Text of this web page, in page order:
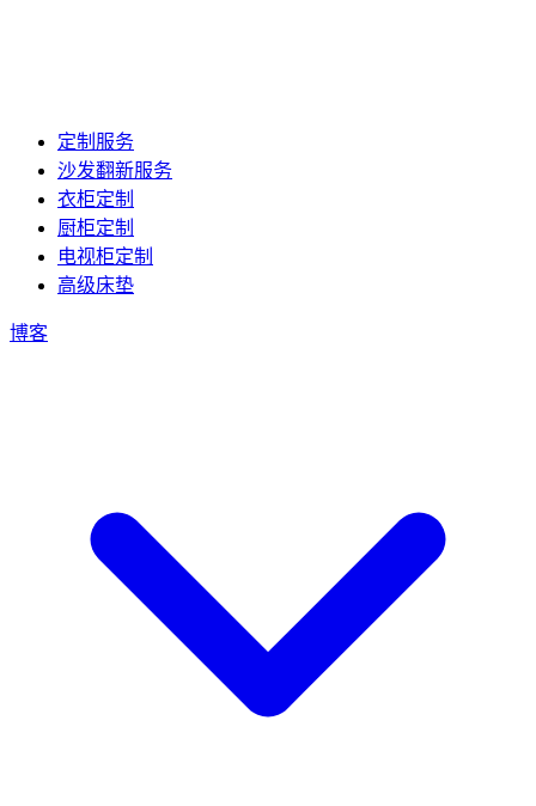
定制服务
沙发翻新服务
衣柜定制
厨柜定制
电视柜定制
高级床垫
博客